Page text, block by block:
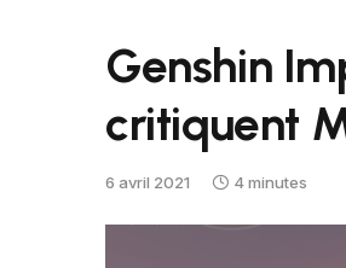
Genshin
critiquent
6 avril 2021 4 minutes